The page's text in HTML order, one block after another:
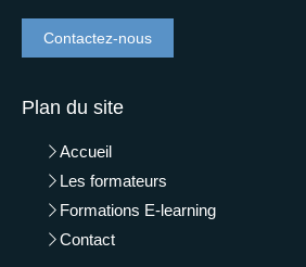
Contactez-nous
Plan du site
Accueil
Les formateurs
Formations E-learning
Contact